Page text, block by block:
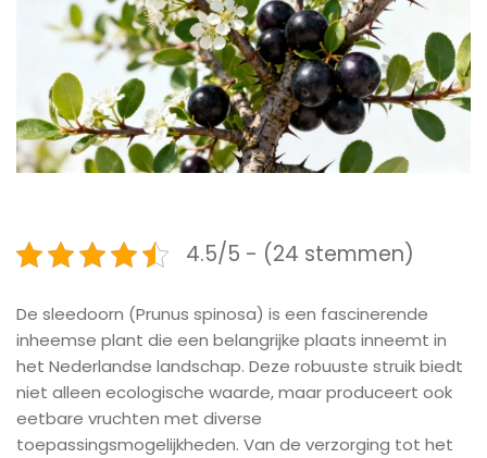
4.5/5 - (24 stemmen)
De sleedoorn (Prunus spinosa) is een fascinerende
inheemse plant die een belangrijke plaats inneemt in
het Nederlandse landschap. Deze robuuste struik biedt
niet alleen ecologische waarde, maar produceert ook
eetbare vruchten met diverse
toepassingsmogelijkheden. Van de verzorging tot het